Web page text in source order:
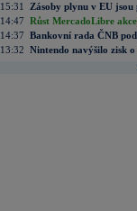
15:31
Zásoby plynu v EU
14:47 Růst MercadoLibre
14:37 Bankovní rada ČNB
13:32 Nintendo navýšilo zisk